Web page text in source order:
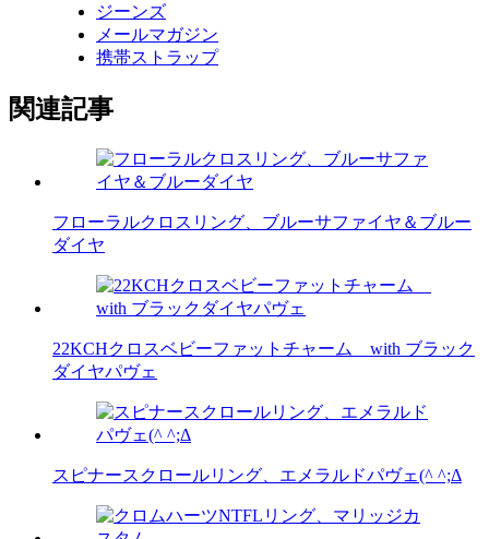
ジーンズ
メールマガジン
携帯ストラップ
関連記事
フローラルクロスリング、ブルーサファイヤ＆ブルー
ダイヤ
22KCHクロスベビーファットチャーム with ブラック
ダイヤパヴェ
スピナースクロールリング、エメラルドパヴェ(^ ^;Δ